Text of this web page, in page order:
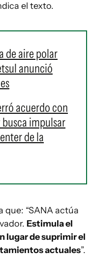
el texto.
de aire polar
anunció
acuerdo con
impulsar
de la
que: “SANA actúa
Estimula el
lugar de suprimir el
actuales”.